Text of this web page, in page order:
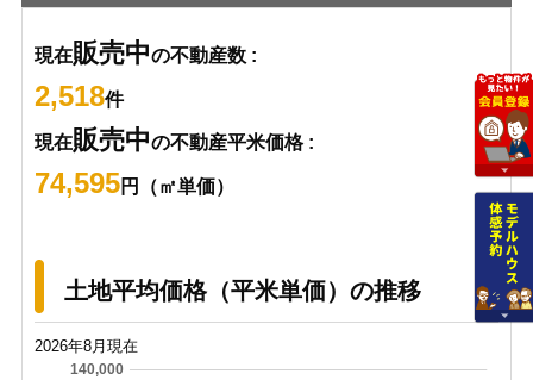
現在販売中の不動産数 :
2,518件
現在販売中の不動産平米価格 :
74,595円（㎡単価）
土地平均価格（平米単価）の推移
2026年8月現在
140,000